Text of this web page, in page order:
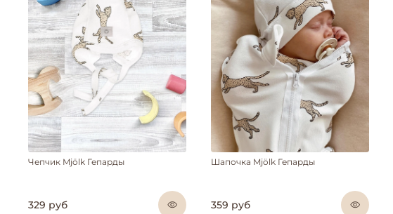
Чепчик Mjölk Гепарды
329 руб
Шапочка Mjölk Гепарды
359 руб